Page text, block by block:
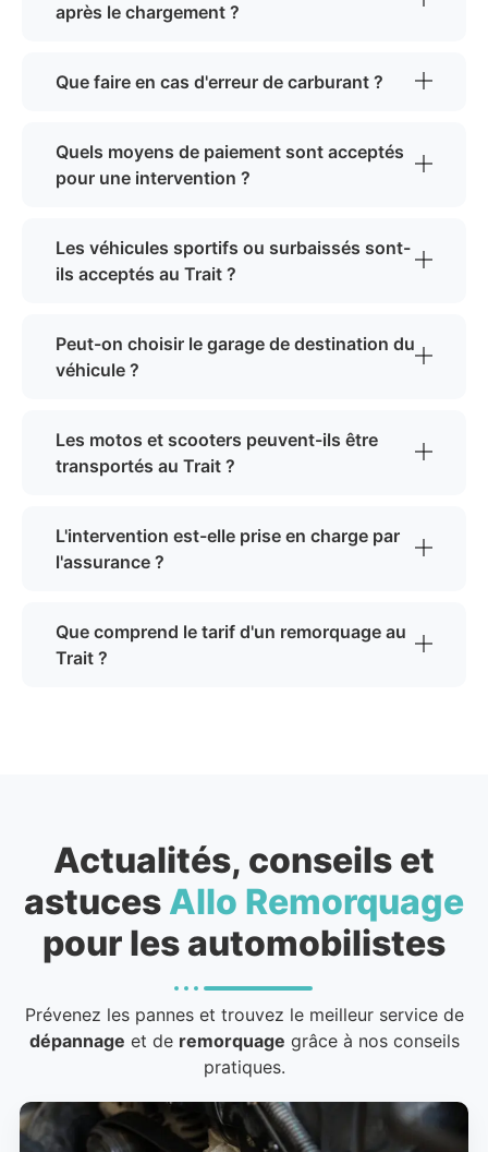
après le chargement ?
Que faire en cas d'erreur de carburant ?
Quels moyens de paiement sont acceptés
pour une intervention ?
Les véhicules sportifs ou surbaissés sont-
ils acceptés au Trait ?
Peut-on choisir le garage de destination du
véhicule ?
Les motos et scooters peuvent-ils être
transportés au Trait ?
L'intervention est-elle prise en charge par
l'assurance ?
Que comprend le tarif d'un remorquage au
Trait ?
Actualités, conseils et
astuces Allo Remorquage
pour les automobilistes
Prévenez les pannes et trouvez le meilleur service de
dépannage et de remorquage grâce à nos conseils
pratiques.